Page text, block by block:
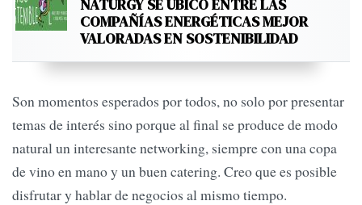
NATURGY SE UBICÓ ENTRE LAS
COMPAÑÍAS ENERGÉTICAS MEJOR
VALORADAS EN SOSTENIBILIDAD
Son momentos esperados por todos, no solo por presentar
temas de interés sino porque al final se produce de modo
natural un interesante networking, siempre con una copa
de vino en mano y un buen catering. Creo que es posible
disfrutar y hablar de negocios al mismo tiempo.